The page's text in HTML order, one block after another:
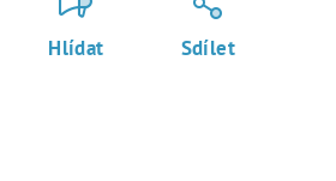
Hlídat Sdílet